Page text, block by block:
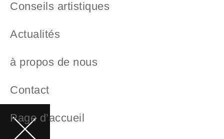
Conseils artistiques
Actualités
à propos de nous
Contact
Page d’accueil